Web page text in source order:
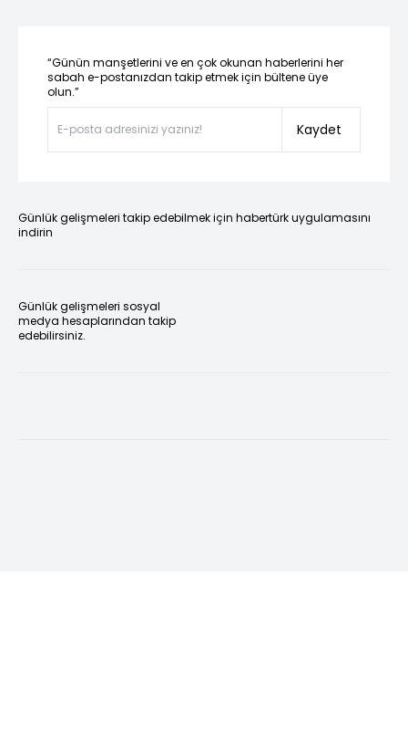
“Günün manşetlerini ve en çok okunan haberlerini her
sabah e-postanızdan takip etmek için bültene üye
olun.”
Kaydet
Günlük gelişmeleri takip edebilmek için habertürk uygulamasını
indirin
Günlük gelişmeleri sosyal
medya hesaplarından takip
edebilirsiniz.